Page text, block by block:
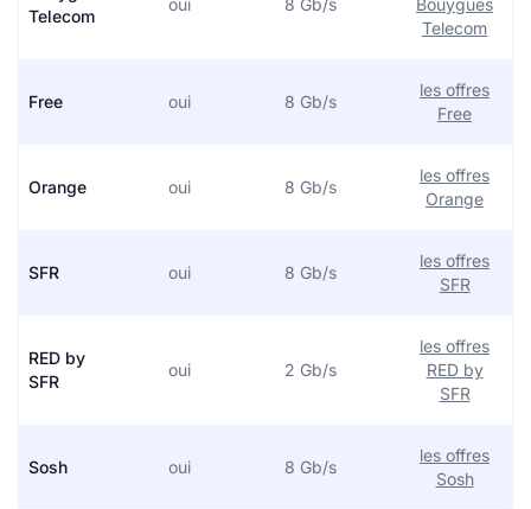
Telecom
oui 8 Gb/s
Bouygues
Telecom
Free oui 8 Gb/s
les offres
Free
Orange oui 8 Gb/s
les offres
Orange
SFR oui 8 Gb/s
les offres
SFR
RED by
SFR
oui 2 Gb/s
les offres
RED by
SFR
Sosh oui 8 Gb/s
les offres
Sosh